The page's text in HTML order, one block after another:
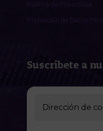
Política de Privacidad
Protección de Datos
Suscríbete a